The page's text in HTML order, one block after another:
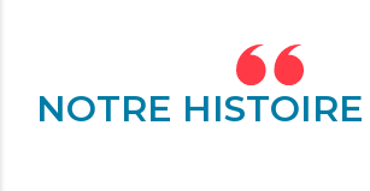
NOTRE HISTOIRE